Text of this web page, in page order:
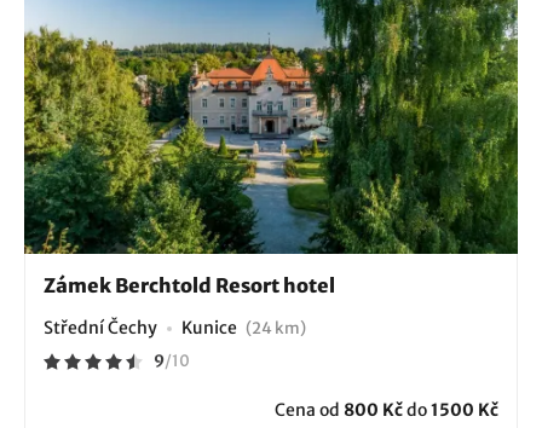
Zámek Berchtold Resort hotel
Střední Čechy Kunice (24 km)
9/10
Cena od 800 Kčdo1500 Kč